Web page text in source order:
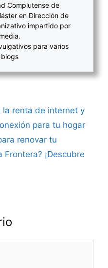
Complutense de
en Dirección de
impartido por
para varios
renta de internet y
para tu hogar
renovar tu
¡Descubre